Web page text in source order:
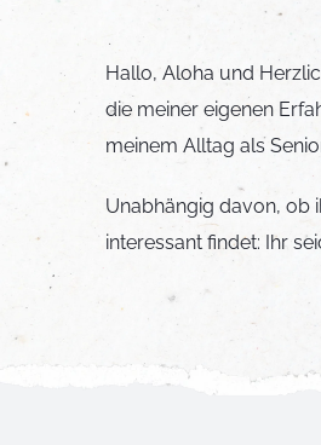
Hallo, Aloha und
die meiner eigenen
meinem Alltag als
Unabhängig davon, ob
interessant findet: Ihr